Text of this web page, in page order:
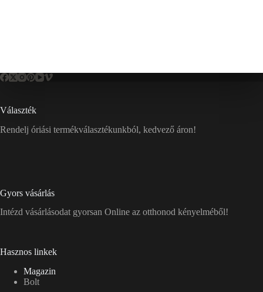
Választék
Rendelj óriási termékválasztékunkból, kedvező áron!
Gyors vásárlás
Intézd vásárlásodat gyorsan Online az otthonod kényelméből!
Hasznos linkek
Magazin
Bolt